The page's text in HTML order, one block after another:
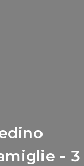
- 3